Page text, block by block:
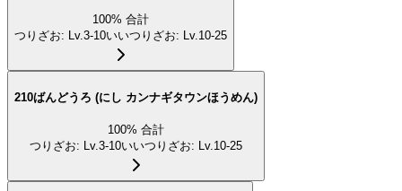
100% 合計
つりざお: Lv.3-10いいつりざお: Lv.10-25
210ばんどうろ (にし カンナギタウンほうめん)
100% 合計
つりざお: Lv.3-10いいつりざお: Lv.10-25